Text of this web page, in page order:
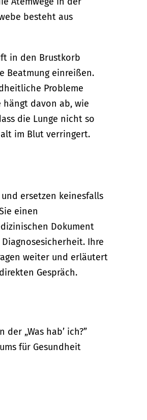
besteht aus
in den Brustkorb
Beatmung einreißen.
Probleme
hängt davon ab, wie
die Lunge nicht so
im Blut verringert.
ersetzen keinesfalls
einen
Dokument
Ihre
weiter und erläutert
Gespräch.
„Was hab’ ich?”
für Gesundheit